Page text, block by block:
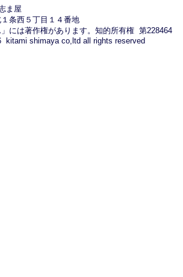
ま屋
条西５丁目１４番地
」には著作権があります。知的所有権 第228464
kitami shimaya co,ltd all rights reserved